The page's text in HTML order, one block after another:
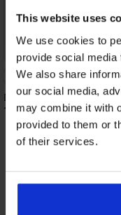
This website uses
We use cookies to
provide social
We also share
our social media,
may combine it with
provided to them or
of their services.
Bestseller
DIVA by IVA bélés
18 190 Ft